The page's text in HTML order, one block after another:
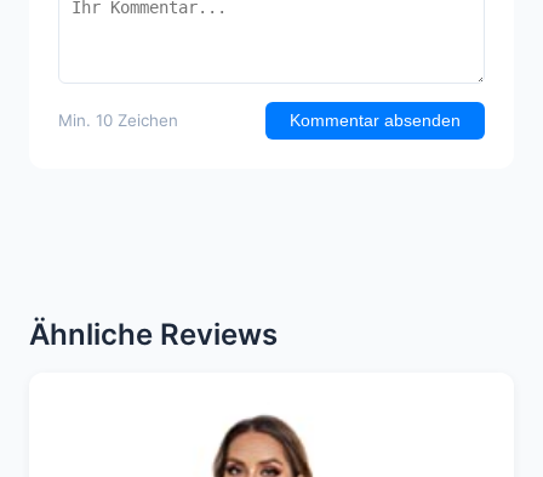
Min. 10 Zeichen Kommentar absenden
Ähnliche Reviews